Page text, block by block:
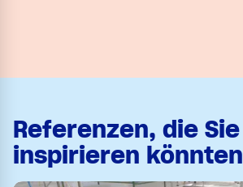
Referenzen, die Sie
inspirieren könnten